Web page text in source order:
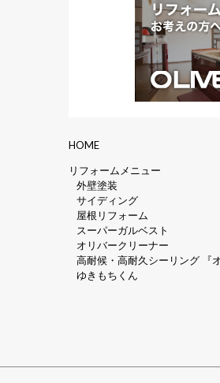
HOME
リフォームメニュー
外壁塗装
サイディング
屋根リフォーム
スーパーガルベスト
オリバークリーナー
高耐候・高耐久シーリング 『
ゆきもちくん